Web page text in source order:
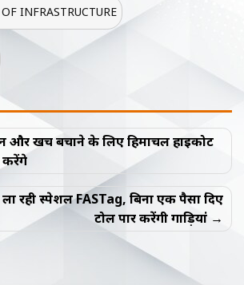
INFRASTRUCTURE
और खर्च बचाने के लिए हिमाचल हाईकोर्ट
रही स्पेशल FASTag, बिना एक पैसा दिए
टोल पार करेंगी गाड़ियां